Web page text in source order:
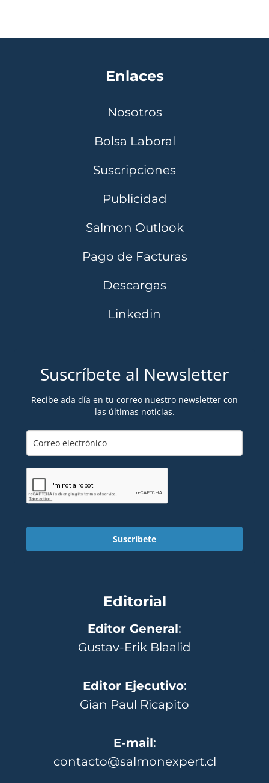
Enlaces
Nosotros
Bolsa Laboral
Suscripciones
Publicidad
Salmon Outlook
Pago de Facturas
Descargas
Linkedin
Suscríbete al Newsletter
Recibe ada día en tu correo nuestro newsletter con
las últimas noticias.
Suscríbete
Editorial
Editor General:
Gustav-Erik Blaalid
Editor Ejecutivo:
Gian Paul Ricapito
E-mail:
contacto@salmonexpert.cl